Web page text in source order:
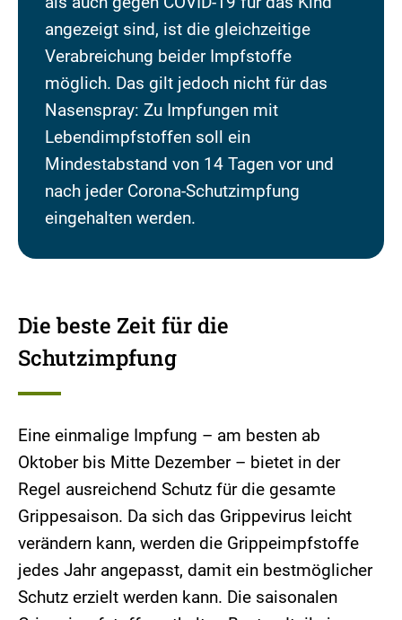
angezeigt sind, ist die gleichzeitige
Verabreichung beider Impfstoffe
möglich. Das gilt jedoch nicht für das
Nasenspray: Zu Impfungen mit
Lebendimpfstoffen soll ein
Mindestabstand von 14 Tagen vor und
nach jeder Corona-Schutzimpfung
eingehalten werden.
Die beste Zeit für die
Schutzimpfung
Eine einmalige Impfung – am besten ab
Oktober bis Mitte Dezember – bietet in der
Regel ausreichend Schutz für die gesamte
Grippesaison. Da sich das Grippevirus leicht
verändern kann, werden die Grippeimpfstoffe
jedes Jahr angepasst, damit ein bestmöglicher
Schutz erzielt werden kann. Die saisonalen